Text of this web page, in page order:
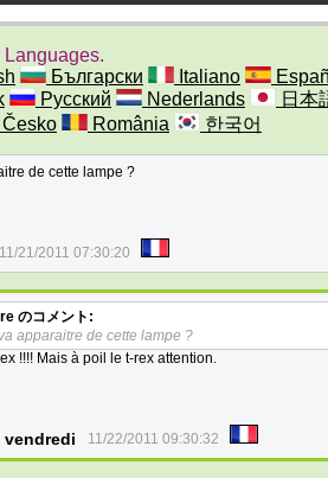
Languages.
Български Italiano
Русский Nederlands
日本
Česko România 한국어
de cette lampe ?
11/21/2011 07:30:20
のコメント:
apparaitre de cette lampe ?
!!!! Mais à poil le t-rex attention.
vendredi 11/22/2011 09:30:32